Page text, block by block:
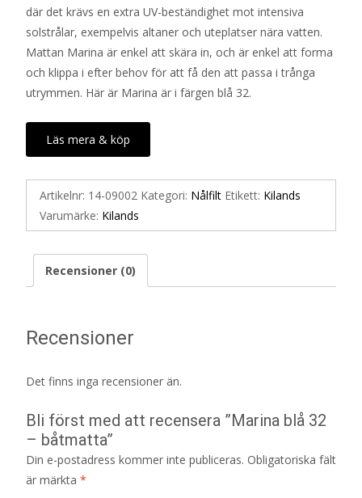
där det krävs en extra UV-beständighet mot intensiva
solstrålar, exempelvis altaner och uteplatser nära vatten.
Mattan Marina är enkel att skära in, och är enkel att forma
och klippa i efter behov för att få den att passa i trånga
utrymmen. Här är Marina är i färgen blå 32.
Läs mera & köp
Artikelnr: 14-09002 Kategori: Nålfilt Etikett: Kilands
Varumärke: Kilands
Recensioner (0)
Recensioner
Det finns inga recensioner än.
Bli först med att recensera ”Marina blå 32
– båtmatta”
Din e-postadress kommer inte publiceras. Obligatoriska fält
är märkta *